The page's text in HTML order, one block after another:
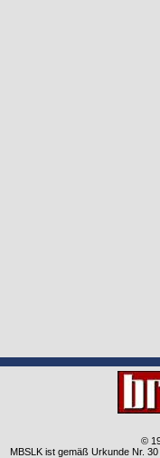
©
MBSLK ist gemäß Urkunde Nr.